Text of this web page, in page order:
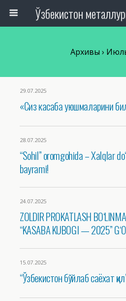
Архивы ›
29.07.2025
«Сиз касаба уюшмаларини
28.07.2025
“Sohil” oromgohida – Xalqlar
bayrami!
24.07.2025
ZOLDIR PROKATLASH
“KASABA KUBOGI — 2025”
15.07.2025
“Ўзбекистон бўйлаб саёхат